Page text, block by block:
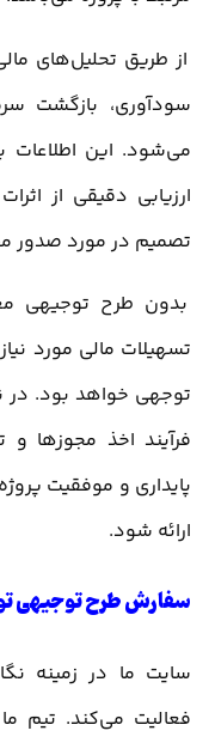
از طریق تحلیل‌های
سودآوری، بازگشت
می‌شود. این اطلاعات
ارزیابی دقیقی از
تصمیم در مورد صدور
بدون طرح توجیهی
تسهیلات مالی مورد
توجهی خواهد بود. در
فرآیند اخذ مجوزها
پایداری و موفقیت
ارائه شود.
سفارش طرح توجیهی
سایت ما در زمینه
فعالیت می‌کند. تیم